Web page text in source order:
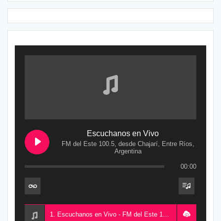
Escuchanos en Vivo
FM del Este 100.5, desde Chajarí, Entre Ríos,
Argentina
00:00